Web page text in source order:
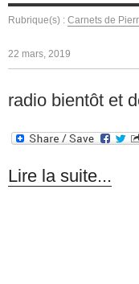
Rubrique(s) : Carnets de
22 mars, 2019
radio bientôt et
Lire la suite...